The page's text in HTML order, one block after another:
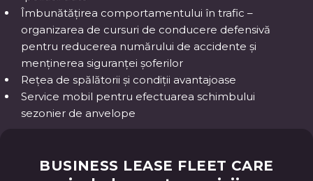
Îmbunătățirea comportamentului în trafic –
organizarea de cursuri de conducere defensivă
pentru reducerea numărului de accidente și
menținerea siguranței șoferilor
Rețea de spălătorii și condiții avantajoase
Service mobil pentru efectuarea schimbului
sezonier de anvelope
BUSINESS LEASE FLEET CARE